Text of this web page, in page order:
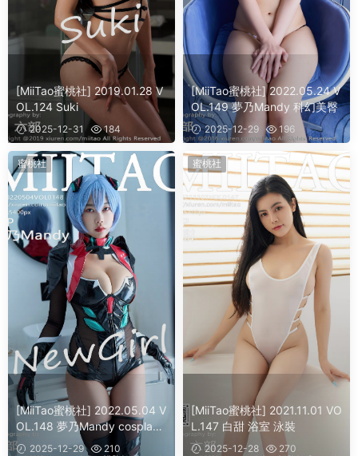
[MiiTao蜜桃社] 2019.01.28 V
OL.124 Suki
2025-12-31 184
[MiiTao蜜桃社] 2022.05.24 V
OL.149 夢乃Mandy 科幻美臀
2025-12-29 196
蜜桃社
[MiiTao蜜桃社] 2022.05.04 V
OL.148 夢乃Mandy cosplay
美臀2025-12-29 210
蜜桃社
[MiiTao蜜桃社] 2021.11.01 VO
L.147 白甜 浴室 泳裝
2025-12-28 270